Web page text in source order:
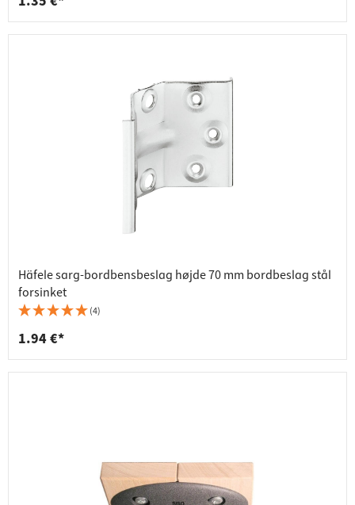
Häfele sarg-bordbensbeslag højde 70 mm bordbeslag stål
forsinket
(4)
1.94 €*